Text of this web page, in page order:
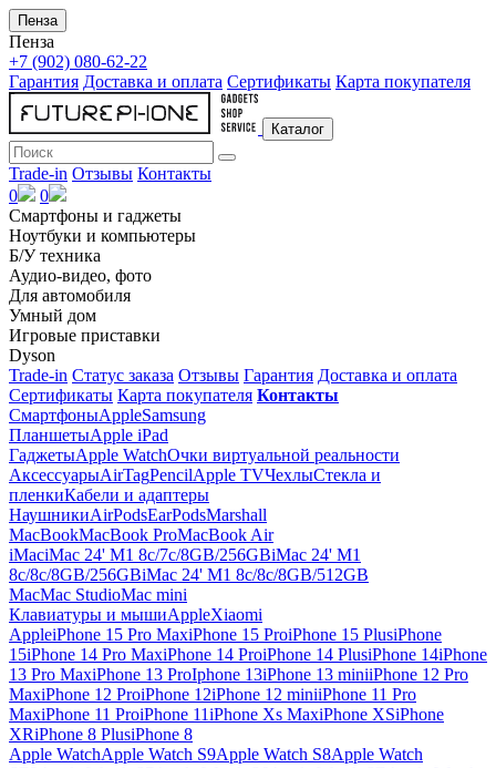
Пенза
Пенза
+7 (902) 080-62-22
Гарантия Доставка и оплата Сертификаты Карта покупателя
Каталог
Trade-in Отзывы Контакты
0
0
Смартфоны и гаджеты
Ноутбуки и компьютеры
Б/У техника
Аудио-видео, фото
Для автомобиля
Умный дом
Игровые приставки
Dyson
Trade-in Статус заказа Отзывы Гарантия Доставка и оплата
Сертификаты Карта покупателя Контакты
СмартфоныAppleSamsung
ПланшетыApple iPad
ГаджетыApple WatchОчки виртуальной реальности
АксессуарыAirTagPencilApple TVЧехлыСтекла и
пленкиКабели и адаптеры
НаушникиAirPodsEarPodsMarshall
MacBookMacBook ProMacBook Air
iMaciMac 24' M1 8c/7c/8GB/256GBiMac 24' M1
8c/8c/8GB/256GBiMac 24' M1 8c/8c/8GB/512GB
MacMac StudioMac mini
Клавиатуры и мышиAppleXiaomi
AppleiPhone 15 Pro MaxiPhone 15 ProiPhone 15 PlusiPhone
15iPhone 14 Pro MaxiPhone 14 ProiPhone 14 PlusiPhone 14iPhone
13 Pro MaxiPhone 13 ProIphone 13iPhone 13 miniiPhone 12 Pro
MaxiPhone 12 ProiPhone 12iPhone 12 miniiPhone 11 Pro
MaxiPhone 11 ProiPhone 11iPhone Xs MaxiPhone XSiPhone
XRiPhone 8 PlusiPhone 8
Apple WatchApple Watch S9Apple Watch S8Apple Watch